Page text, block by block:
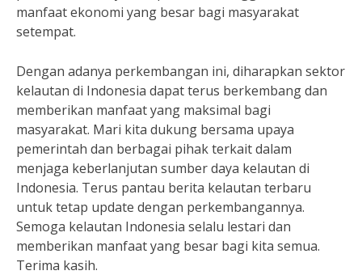
manfaat ekonomi yang besar bagi masyarakat
setempat.
Dengan adanya perkembangan ini, diharapkan sektor
kelautan di Indonesia dapat terus berkembang dan
memberikan manfaat yang maksimal bagi
masyarakat. Mari kita dukung bersama upaya
pemerintah dan berbagai pihak terkait dalam
menjaga keberlanjutan sumber daya kelautan di
Indonesia. Terus pantau berita kelautan terbaru
untuk tetap update dengan perkembangannya.
Semoga kelautan Indonesia selalu lestari dan
memberikan manfaat yang besar bagi kita semua.
Terima kasih.